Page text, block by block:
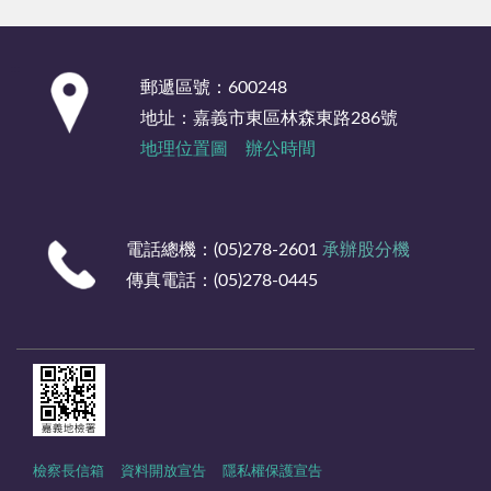
郵遞區號：600248
地址：嘉義市東區林森東路286號
地理位置圖
辦公時間
電話總機：(05)278-2601 承辦股分機
傳真電話：(05)278-0445
檢察長信箱 資料開放宣告 隱私權保護宣告